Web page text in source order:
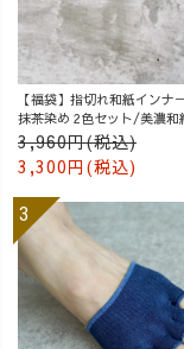
【福袋】指切れ和紙インナ
抹茶染め 2色セット/美濃和
3,960円(税込)
3,300円(税込)